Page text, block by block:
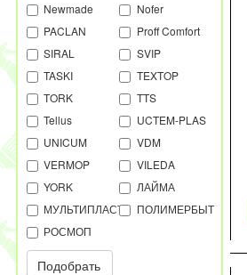
Newmade
Nofer
PACLAN
Proff Comfort
SIRAL
SVIP
TASKI
TEXTOP
TORK
TTS
Tellus
UCTEM-PLAS
UNICUM
VDM
VERMOP
VILEDA
YORK
ЛАЙМА
МУЛЬТИПЛАСТ
ПОЛИМЕРБЫТ
РОСМОП
Подобрать